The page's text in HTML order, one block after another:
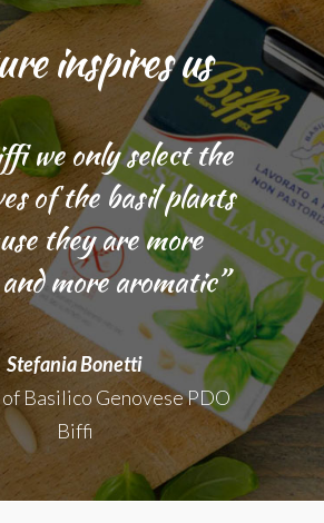
inspires us
we only select the
of the basil plants
they are more
more aromatic”
Stefania Bonetti
Basilico Genovese PDO
Biffi